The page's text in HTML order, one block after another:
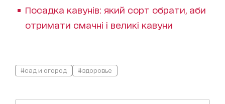
Посадка кавунів: який сорт обрати, аби
отримати смачні і великі кавуни
#сад и огород #здоровье